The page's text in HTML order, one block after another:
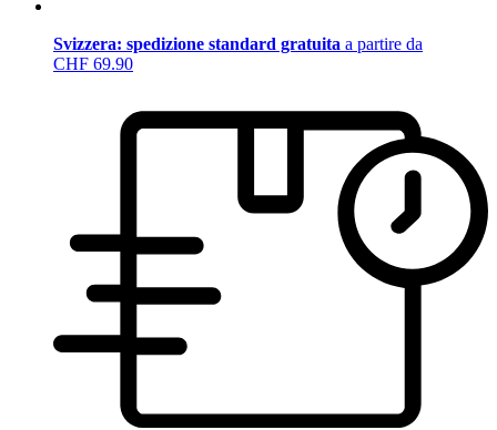
Svizzera: spedizione standard gratuita a partire da
CHF 69.90